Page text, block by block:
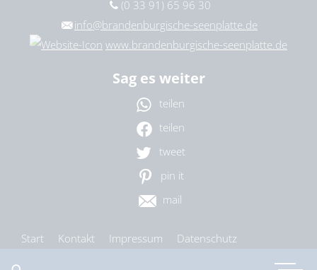
(0 33 91) 65 96 30
info@brandenburgische-seenplatte.de
www.brandenburgische-seenplatte.de
Sag es weiter
teilen
teilen
tweet
pin it
mail
Start Kontakt Impressum
Datenschutz